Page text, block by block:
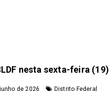
nesta sexta-feira (19)
de 2026 Distrito Federal